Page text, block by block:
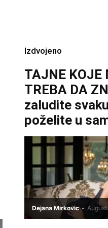
Izdvojeno
TAJNE KOJE
TREBA DA
zaludite
poželite u
Dejana Mirkovic -